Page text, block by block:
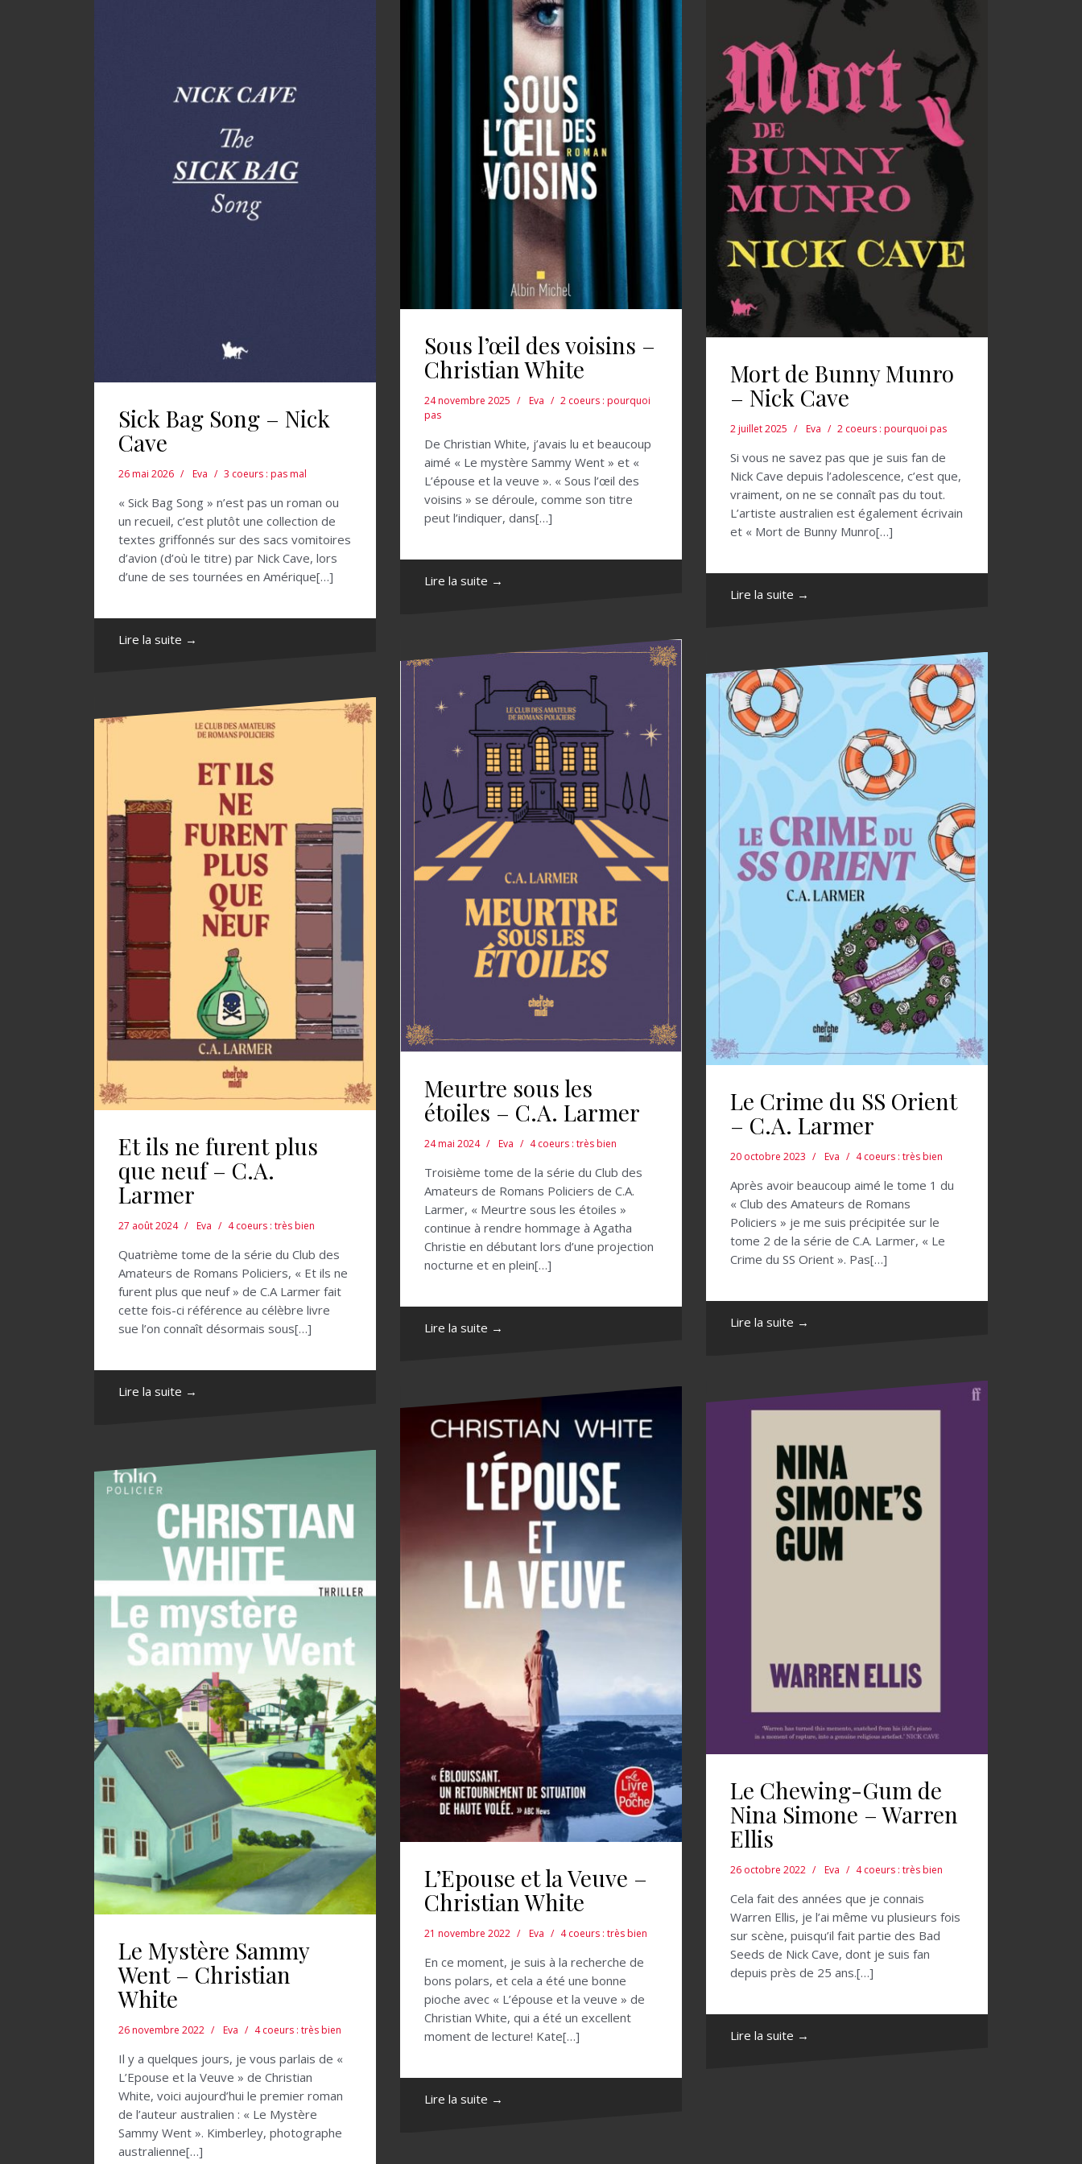
Sick Bag Song – Nick
Cave
26 mai 2026 Eva 3 coeurs : pas mal
« Sick Bag Song » n’est pas un roman ou
un recueil, c’est plutôt une collection de
textes griffonnés sur des sacs vomitoires
d’avion (d’où le titre) par Nick Cave, lors
d’une de ses tournées en Amérique[…]
Lire la suite →
Sous l’œil des voisins –
Christian White
24 novembre 2025 Eva
2 coeurs : pourquoi
pas
De Christian White, j’avais lu et beaucoup
aimé « Le mystère Sammy Went » et «
L’épouse et la veuve ». « Sous l’œil des
voisins » se déroule, comme son titre
peut l’indiquer, dans[…]
Lire la suite →
Mort de Bunny Munro
– Nick Cave
2 juillet 2025 Eva 2 coeurs : pourquoi pas
Si vous ne savez pas que je suis fan de
Nick Cave depuis l’adolescence, c’est que,
vraiment, on ne se connaît pas du tout.
L’artiste australien est également écrivain
et « Mort de Bunny Munro[…]
Lire la suite →
Et ils ne furent plus
que neuf – C.A.
Larmer
27 août 2024 Eva 4 coeurs : très bien
Quatrième tome de la série du Club des
Amateurs de Romans Policiers, « Et ils ne
furent plus que neuf » de C.A Larmer fait
cette fois-ci référence au célèbre livre
sue l’on connaît désormais sous[…]
Lire la suite →
Meurtre sous les
étoiles – C.A. Larmer
24 mai 2024 Eva 4 coeurs : très bien
Troisième tome de la série du Club des
Amateurs de Romans Policiers de C.A.
Larmer, « Meurtre sous les étoiles »
continue à rendre hommage à Agatha
Christie en débutant lors d’une projection
nocturne et en plein[…]
Lire la suite →
Le Crime du SS Orient
– C.A. Larmer
20 octobre 2023 Eva 4 coeurs : très bien
Après avoir beaucoup aimé le tome 1 du
« Club des Amateurs de Romans
Policiers » je me suis précipitée sur le
tome 2 de la série de C.A. Larmer, « Le
Crime du SS Orient ». Pas[…]
Lire la suite →
Le Mystère Sammy
Went – Christian
White
26 novembre 2022 Eva 4 coeurs : très bien
Il y a quelques jours, je vous parlais de «
L’Epouse et la Veuve » de Christian
White, voici aujourd’hui le premier roman
de l’auteur australien : « Le Mystère
Sammy Went ». Kimberley, photographe
australienne[…]
L’Epouse et la Veuve –
Christian White
21 novembre 2022 Eva 4 coeurs : très bien
En ce moment, je suis à la recherche de
bons polars, et cela a été une bonne
pioche avec « L’épouse et la veuve » de
Christian White, qui a été un excellent
moment de lecture! Kate[…]
Lire la suite →
Le Chewing-Gum de
Nina Simone – Warren
Ellis
26 octobre 2022 Eva 4 coeurs : très bien
Cela fait des années que je connais
Warren Ellis, je l’ai même vu plusieurs fois
sur scène, puisqu’il fait partie des Bad
Seeds de Nick Cave, dont je suis fan
depuis près de 25 ans.[…]
Lire la suite →